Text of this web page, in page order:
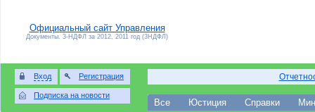
Официальный сайт Управления
Документы. 3-НДФЛ за 2012, 2011 год (3НДФЛ)
Вход Регистрация
Подписка на новости
Все Юстиция Справки